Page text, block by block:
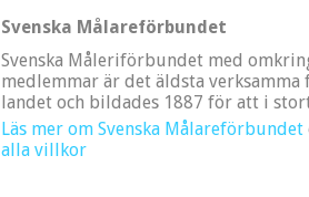
Svenska Målareförbundet
Svenska Måleriförbundet med
medlemmar är det äldsta
landet och bildades 1887 för att i
Läs mer om Svenska Målareförbundet
alla villkor